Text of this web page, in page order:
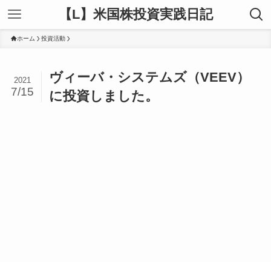
【L】米国株投資実践日記
ホーム 投資活動
ヴィーバ・システムズ（VEEV）
に投資しました。
2021
7/15